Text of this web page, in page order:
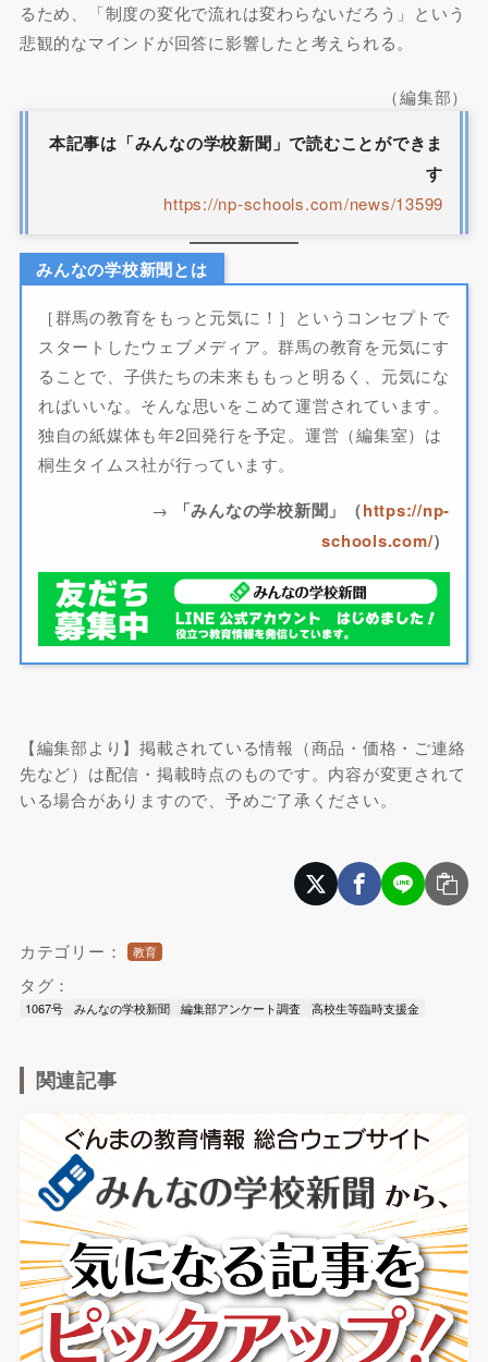
るため、「制度の変化で流れは変わらないだろう」という
悲観的なマインドが回答に影響したと考えられる。
（編集部）
本記事は「みんなの学校新聞」で読むことができま
す
https://np-schools.com/news/13599
みんなの学校新聞とは
［群馬の教育をもっと元気に！］というコンセプトで
スタートしたウェブメディア。群馬の教育を元気にす
ることで、子供たちの未来ももっと明るく、元気にな
ればいいな。そんな思いをこめて運営されています。
独自の紙媒体も年2回発行を予定。運営（編集室）は
桐生タイムス社が行っています。
→
「みんなの学校新聞」（https://np-
schools.com/）
【編集部より】掲載されている情報（商品・価格・ご連絡
先など）は配信・掲載時点のものです。内容が変更されて
いる場合がありますので、予めご了承ください。
カテゴリー： 教育
タグ：
1067号 みんなの学校新聞 編集部アンケート調査 高校生等臨時支援金
関連記事